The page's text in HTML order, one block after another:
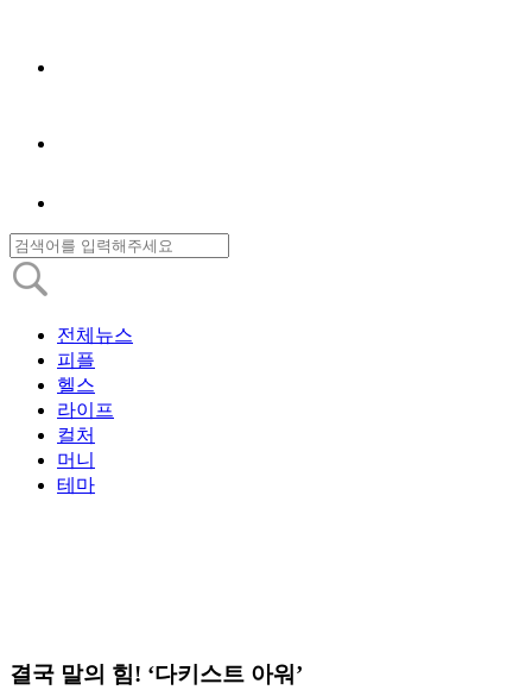
전체뉴스
피플
헬스
라이프
컬처
머니
테마
결국 말의 힘! ‘다키스트 아워’